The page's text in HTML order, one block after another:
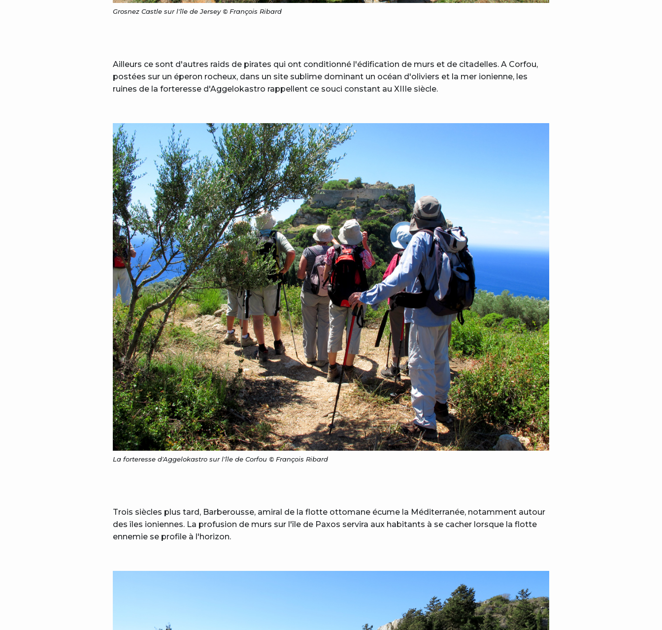
Grosnez Castle sur l'île de Jersey © François Ribard
Ailleurs ce sont d'autres raids de pirates qui ont conditionné l'édification de murs et de citadelles. A Corfou,
postées sur un éperon rocheux, dans un site sublime dominant un océan d'oliviers et la mer ionienne, les
ruines de la forteresse d'Aggelokastro rappellent ce souci constant au XIIIe siècle.
La forteresse d'Aggelokastro sur l'île de Corfou © François Ribard
Trois siècles plus tard, Barberousse, amiral de la flotte ottomane écume la Méditerranée, notamment autour
des îles ioniennes. La profusion de murs sur l'île de Paxos servira aux habitants à se cacher lorsque la flotte
ennemie se profile à l'horizon.